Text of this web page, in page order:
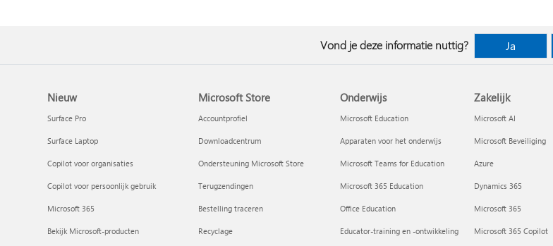
Vond je deze informatie nuttig? Ja
Nieuw
Surface Pro
Surface Laptop
Copilot voor organisaties
Copilot voor persoonlijk gebruik
Microsoft 365
Bekijk Microsoft-producten
Microsoft Store
Accountprofiel
Downloadcentrum
Ondersteuning Microsoft Store
Terugzendingen
Bestelling traceren
Recyclage
Onderwijs
Microsoft Education
Apparaten voor het onderwijs
Microsoft Teams for Education
Microsoft 365 Education
Office Education
Educator-training en -ontwikkeling
Zakelijk
Microsoft AI
Microsoft Beveiliging
Azure
Dynamics 365
Microsoft 365
Microsoft 365 Copilot